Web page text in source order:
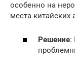
особенно на
места китайских
Решение: